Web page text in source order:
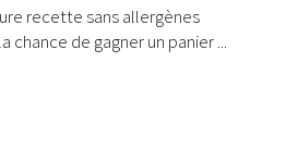
recette sans allergènes
de gagner un panier ...